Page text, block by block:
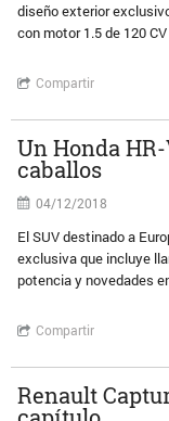
diseño exterior
con motor 1.5 de 120
Compartir
Un Honda
caballos
04/12/2018
El SUV destinado a
exclusiva que incluye
potencia y novedades
Compartir
Renault